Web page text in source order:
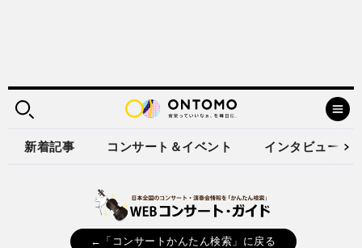
新着記事 コンサート＆イベント インタビュー
←「コンサートかんたん検索」に戻る